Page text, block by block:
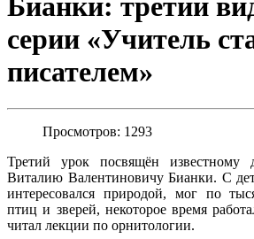
Бианки: третий
серии «Учитель
писателем»
Просмотров: 1293
Третий урок посвящён известному
Виталию Валентиновичу Бианки. С
интересовался природой, мог по
птиц и зверей, некоторое время
читал лекции по орнитологии.